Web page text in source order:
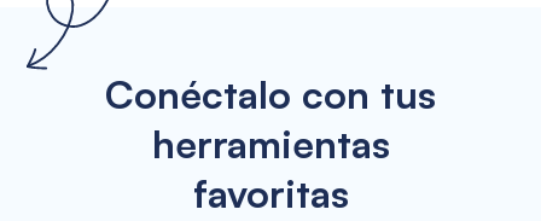
Conéctalo con tus
herramientas
favoritas